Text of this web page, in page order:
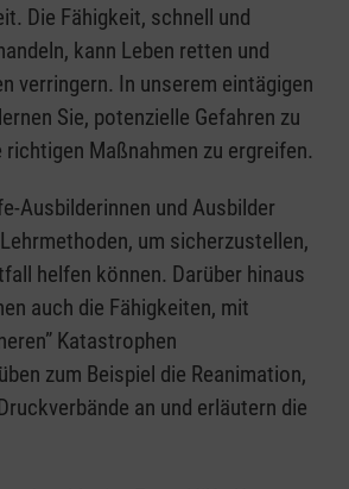
Die Fähigkeit, schnell und
kann Leben retten und
verringern. In unserem eintägigen
Sie, potenzielle Gefahren zu
richtigen Maßnahmen zu ergreifen.
Ausbilderinnen und Ausbilder
um sicherzustellen,
helfen können. Darüber hinaus
auch die Fähigkeiten, mit
Katastrophen
zum Beispiel die Reanimation,
an und erläutern die